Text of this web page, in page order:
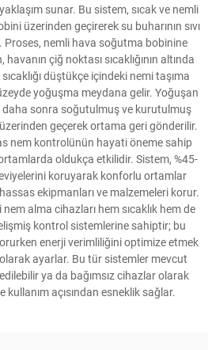
sunar. Bu sistem, sıcak ve nemli
üzerinden geçirerek su buharının sıvı
Proses, nemli hava soğutma bobinine
çiğ noktası sıcaklığının altında
düştükçe içindeki nemi taşıma
yoğuşma meydana gelir. Yoğuşan
daha sonra soğutulmuş ve kurutulmuş
geçerek ortama geri gönderilir.
nem kontrolünün hayati öneme sahip
oldukça etkilidir. Sistem, %45-
koruyarak konforlu ortamlar
ekipmanları ve malzemeleri korur.
alma cihazları hem sıcaklık hem de
kontrol sistemlerine sahiptir; bu
enerji verimliliğini optimize etmek
ayarlar. Bu tür sistemler mevcut
ya da bağımsız cihazlar olarak
kullanım açısından esneklik sağlar.